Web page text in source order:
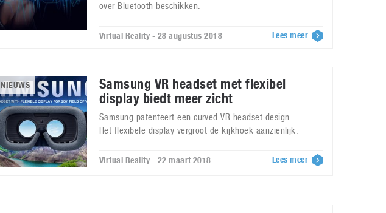
over Bluetooth beschikken.
Virtual Reality - 28 augustus 2018 Lees meer
NIEUWS
Samsung VR headset met flexibel
display biedt meer zicht
Samsung patenteert een curved VR headset design.
Het flexibele display vergroot de kijkhoek aanzienlijk.
Virtual Reality - 22 maart 2018 Lees meer